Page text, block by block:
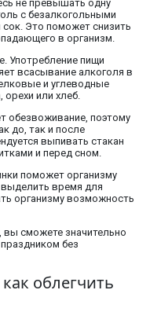
не превышать одну
с безалкогольными
сок. Это поможет снизить
в организм.
Употребление пищи
всасывание алкоголя в
и углеводные
или хлеб.
обезвоживание, поэтому
до, так и после
выпивать стакан
и перед сном.
поможет организму
время для
организму возможность
сможете значительно
без
облегчить